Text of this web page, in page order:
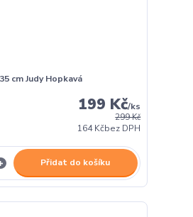
cm Judy Hopkavá
299 Kč
199 Kč/ks
164 Kčbez DPH
Přidat do košíku